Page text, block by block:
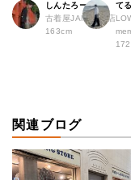
しんたろー
古着屋JAM 仙台店
163cm
てる
関連ブログ